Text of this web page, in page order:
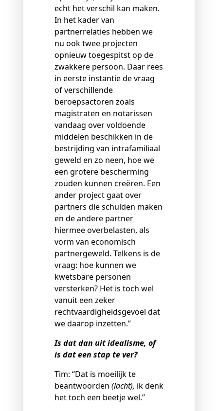
echt het verschil kan maken.
In het kader van
partnerrelaties hebben we
nu ook twee projecten
opnieuw toegespitst op de
zwakkere persoon. Daar rees
in eerste instantie de vraag
of verschillende
beroepsactoren zoals
magistraten en notarissen
vandaag over voldoende
middelen beschikken in de
bestrijding van intrafamiliaal
geweld en zo neen, hoe we
een grotere bescherming
zouden kunnen creëren. Een
ander project gaat over
partners die schulden maken
en de andere partner
hiermee overbelasten, als
vorm van economisch
partnergeweld. Telkens is de
vraag: hoe kunnen we
kwetsbare personen
versterken? Het is toch wel
vanuit een zeker
rechtvaardigheidsgevoel dat
we daarop inzetten.”
Is dat dan uit idealisme, of
is dat een stap te ver?
Tim: “Dat is moeilijk te
beantwoorden (lacht), ik denk
het toch een beetje wel.”